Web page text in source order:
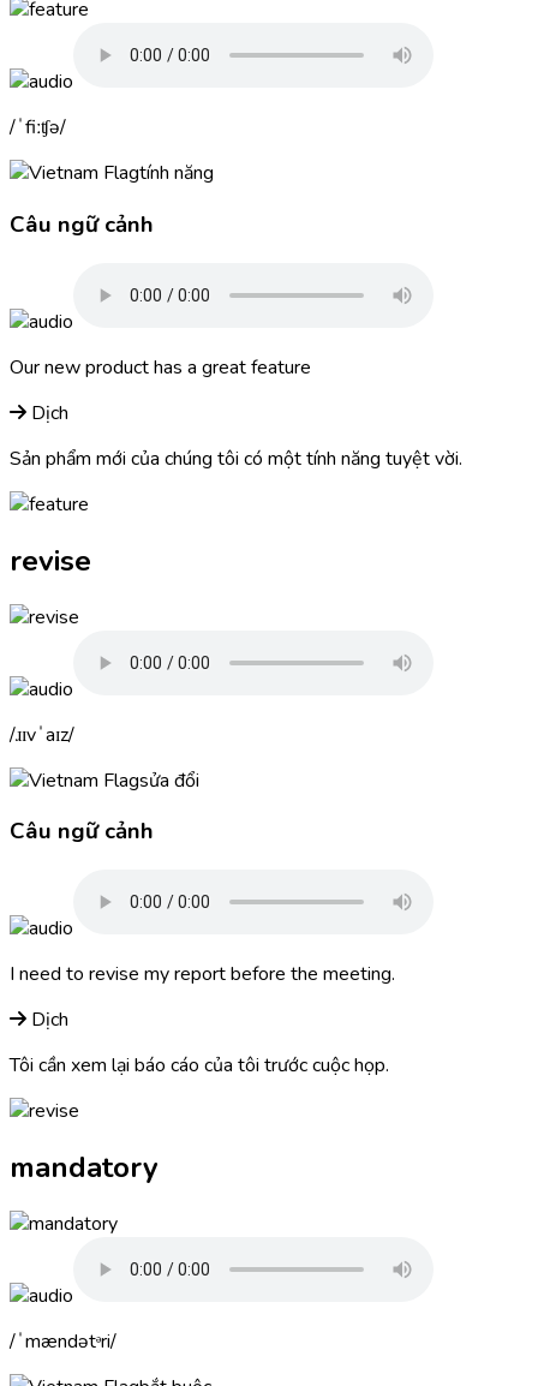
ˈfiːʧə
tính năng
Câu ngữ cảnh
Our new product has a greatfeature
Dịch
Sản phẩm mới của chúng tôi có một tính năng tuyệt vời.
revise
ɹɪvˈaɪz
sửa đổi
Câu ngữ cảnh
I need to revise my report before the meeting.
Dịch
Tôi cần xem lại báo cáo của tôi trước cuộc họp.
mandatory
ˈmændətᵊri